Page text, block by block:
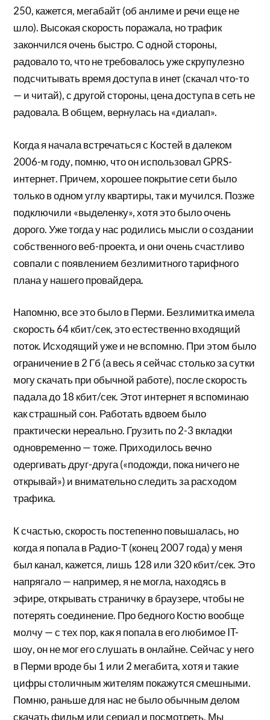
250, кажется, мегабайт (об анлиме и речи еще не
шло). Высокая скорость поражала, но трафик
закончился очень быстро. С одной стороны,
радовало то, что не требовалось уже скрупулезно
подсчитывать время доступа в инет (скачал что-то
— и читай), с другой стороны, цена доступа в сеть не
радовала. В общем, вернулась на «диалап».
Когда я начала встречаться с Костей в далеком
2006-м году, помню, что он использовал GPRS-
интернет. Причем, хорошее покрытие сети было
только в одном углу квартиры, так и мучился. Позже
подключили «выделенку», хотя это было очень
дорого. Уже тогда у нас родились мысли о создании
собственного веб-проекта, и они очень счастливо
совпали с появлением безлимитного тарифного
плана у нашего провайдера.
Напомню, все это было в Перми. Безлимитка имела
скорость 64 кбит/сек, это естественно входящий
поток. Исходящий уже и не вспомню. При этом было
ограничение в 2 Гб (а весь я сейчас столько за сутки
могу скачать при обычной работе), после скорость
падала до 18 кбит/сек. Этот интернет я вспоминаю
как страшный сон. Работать вдвоем было
практически нереально. Грузить по 2-3 вкладки
одновременно — тоже. Приходилось вечно
одергивать друг-друга («подожди, пока ничего не
открывай») и внимательно следить за расходом
трафика.
К счастью, скорость постепенно повышалась, но
когда я попала в Радио-Т (конец 2007 года) у меня
был канал, кажется, лишь 128 или 320 кбит/сек. Это
напрягало — например, я не могла, находясь в
эфире, открывать страничку в браузере, чтобы не
потерять соединение. Про бедного Костю вообще
молчу — с тех пор, как я попала в его любимое IT-
шоу, он не мог его слушать в онлайне. Сейчас у него
в Перми вроде бы 1 или 2 мегабита, хотя и такие
цифры столичным жителям покажутся смешными.
Помню, раньше для нас не было обычным делом
скачать фильм или сериал и посмотреть. Мы